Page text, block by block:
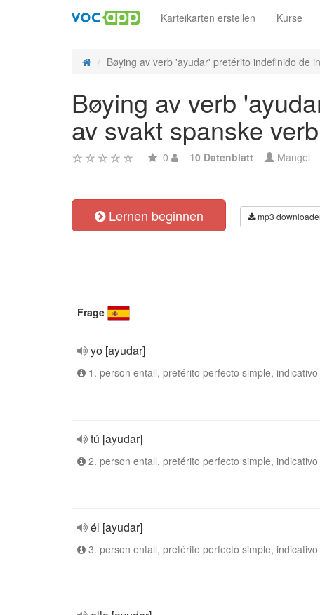
Karteikarten erstellen Kurse
Bøying av verb 'ayudar' pretérito indefinido de
Bøying av verb
av svakt spanske verb
0 10 Datenblatt Mangel
Lernen beginnen mp3
Frage
yo [ayudar]
1. person entall, pretérito perfecto simple, indicativo
tú [ayudar]
2. person entall, pretérito perfecto simple, indicativo
él [ayudar]
3. person entall, pretérito perfecto simple, indicativo